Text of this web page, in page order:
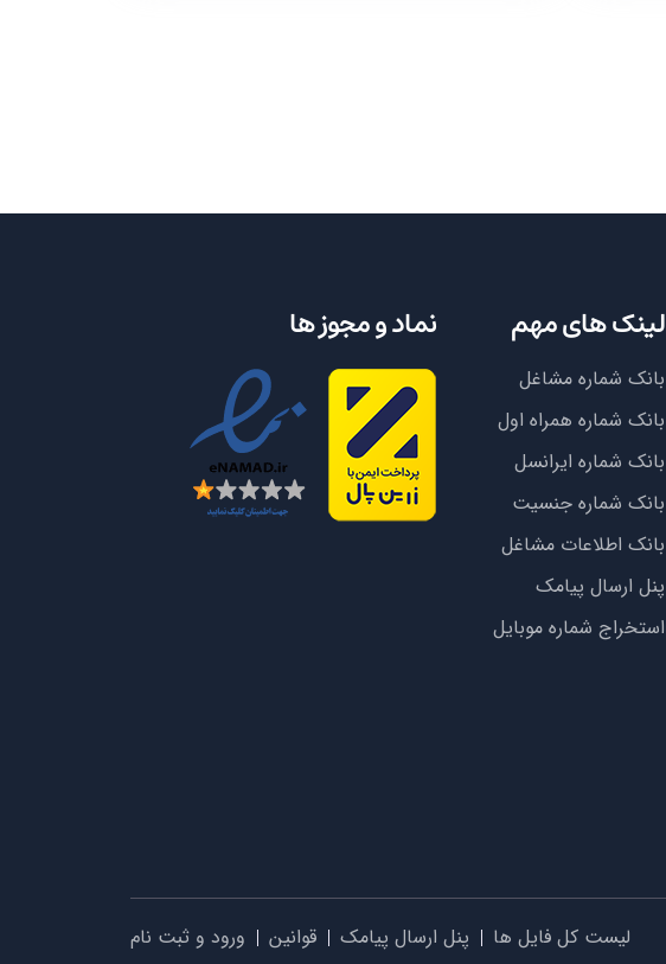
لینک های مهم
بانک شماره مشاغل
بانک شماره همراه اول
بانک شماره ایرانسل
بانک شماره جنسیت
بانک اطلاعات مشاغل
پنل ارسال پیامک
استخراج شماره موبایل
نماد و مجوز ها
لیست کل فایل ها پنل ارسال پیامک قوانین ورود و ثبت نام